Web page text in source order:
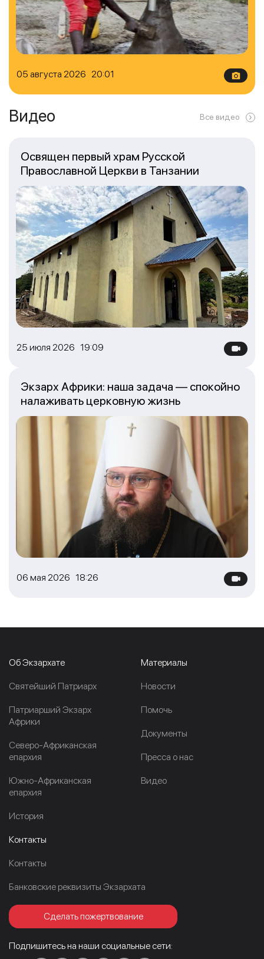
05 августа 2026 20:01
Видео Все видео
25 июля 2026 19:09
Освящен первый храм Русской
Православной Церкви в Танзании
06 мая 2026 18:26
Экзарх Африки: наша задача — спокойно
налаживать церковную жизнь
Об Экзархате
Cвятейший Патриарх
Патриарший Экзарх
Африки
Северо-Африканская
епархия
Южно-Африканская
епархия
История
Материалы
Новости
Помочь
Документы
Пресса о нас
Видео
Контакты
Контакты
Банковские реквизиты Экзархата
Сделать пожертвование
Подпишитесь на наши социальные сети: